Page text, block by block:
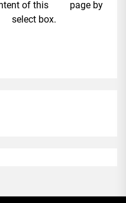
of this page by
select box.